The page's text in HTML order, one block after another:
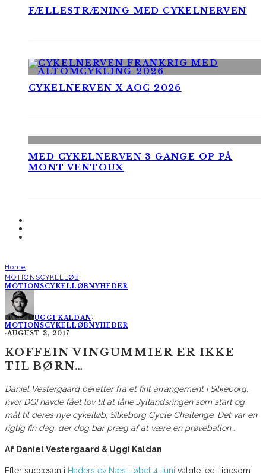
FÆLLESTRÆNING MED CYKELNERVEN
CYKELNERVEN X AOC 2026
MED CYKELNERVEN 3 GANGE OP PÅ
MONT VENTOUX
Home
MOTIONSCYKELLØB
MOTIONSCYKELLØBNYHEDER
UGGI KALDAN·
MOTIONSCYKELLØBNYHEDER
·AUGUST 3, 2017
KOFFEIN VINGUMMIER ER IKKE
TIL BØRN…
Daniel Vestergaard beretter fra et fint arrangement i Silkeborg,
hvor DGI havde fået lov til at låne Jyllandsringen som start og
mål til deres nye cykelløb, Silkeborg Cycle Challenge. Det var en
rigtig fin dag, der dog bar præg af at være en prøveballon…
Af Daniel Vestergaard & Uggi Kaldan
Efter succesen i Haderslev Næs Løbet 4. juni valgte jeg, ligesom